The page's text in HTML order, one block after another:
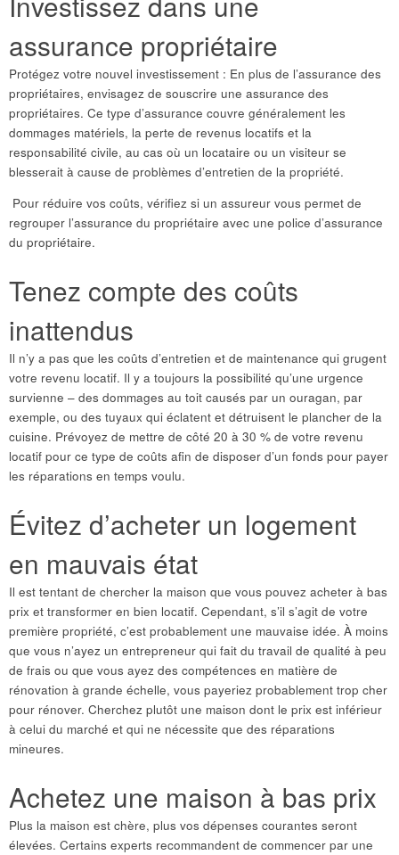
assurance propriétaire
Protégez votre nouvel investissement : En plus de l’assurance des
propriétaires, envisagez de souscrire une assurance des
propriétaires. Ce type d’assurance couvre généralement les
dommages matériels, la perte de revenus locatifs et la
responsabilité civile, au cas où un locataire ou un visiteur se
blesserait à cause de problèmes d’entretien de la propriété.
Pour réduire vos coûts, vérifiez si un assureur vous permet de
regrouper l’assurance du propriétaire avec une police d’assurance
du propriétaire.
Tenez compte des coûts
inattendus
Il n’y a pas que les coûts d’entretien et de maintenance qui grugent
votre revenu locatif. Il y a toujours la possibilité qu’une urgence
survienne – des dommages au toit causés par un ouragan, par
exemple, ou des tuyaux qui éclatent et détruisent le plancher de la
cuisine. Prévoyez de mettre de côté 20 à 30 % de votre revenu
locatif pour ce type de coûts afin de disposer d’un fonds pour payer
les réparations en temps voulu.
Évitez d’acheter un logement
en mauvais état
Il est tentant de chercher la maison que vous pouvez acheter à bas
prix et transformer en bien locatif. Cependant, s’il s’agit de votre
première propriété, c’est probablement une mauvaise idée. À moins
que vous n’ayez un entrepreneur qui fait du travail de qualité à peu
de frais ou que vous ayez des compétences en matière de
rénovation à grande échelle, vous payeriez probablement trop cher
pour rénover. Cherchez plutôt une maison dont le prix est inférieur
à celui du marché et qui ne nécessite que des réparations
mineures.
Achetez une maison à bas prix
Plus la maison est chère, plus vos dépenses courantes seront
élevées. Certains experts recommandent de commencer par une